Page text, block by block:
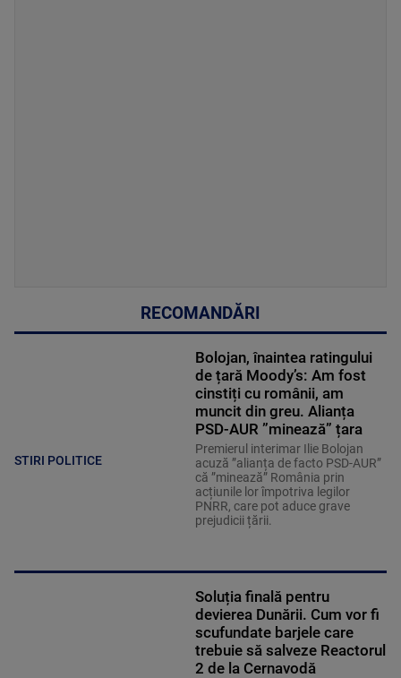
RECOMANDĂRI
STIRI POLITICE
Bolojan, înaintea ratingului
de țară Moody’s: Am fost
cinstiți cu românii, am
muncit din greu. Alianța
PSD-AUR ”minează” țara
Premierul interimar Ilie Bolojan
acuză ”alianța de facto PSD-AUR”
că ”minează” România prin
acțiunile lor împotriva legilor
PNRR, care pot aduce grave
prejudicii țării.
Soluția finală pentru
devierea Dunării. Cum vor fi
scufundate barjele care
trebuie să salveze Reactorul
2 de la Cernavodă